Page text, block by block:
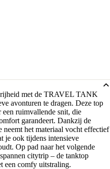
met de TRAVEL TANK
avonturen te dragen. Deze top
ruimvallende snit, die
garandeert. Dankzij de
het materiaal vocht effectief
je ook tijdens intensieve
Op pad naar het volgende
citytrip – de tanktop
een comfy uitstraling.